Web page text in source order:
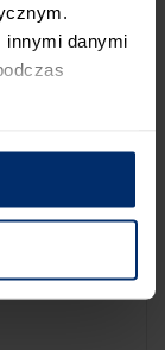
innymi danymi